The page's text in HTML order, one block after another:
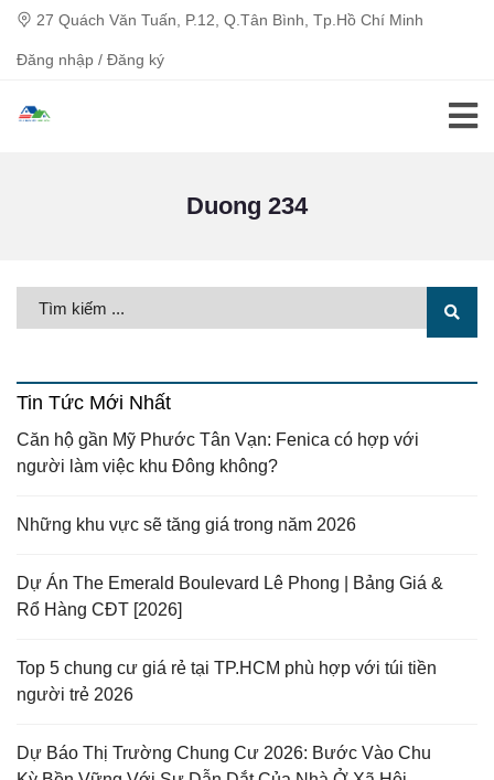
27 Quách Văn Tuấn, P.12, Q.Tân Bình, Tp.Hồ Chí Minh
Đăng nhập / Đăng ký
Duong 234
Tin Tức Mới Nhất
Căn hộ gần Mỹ Phước Tân Vạn: Fenica có hợp với
người làm việc khu Đông không?
Những khu vực sẽ tăng giá trong năm 2026
Dự Án The Emerald Boulevard Lê Phong | Bảng Giá &
Rổ Hàng CĐT [2026]
Top 5 chung cư giá rẻ tại TP.HCM phù hợp với túi tiền
người trẻ 2026
Dự Báo Thị Trường Chung Cư 2026: Bước Vào Chu